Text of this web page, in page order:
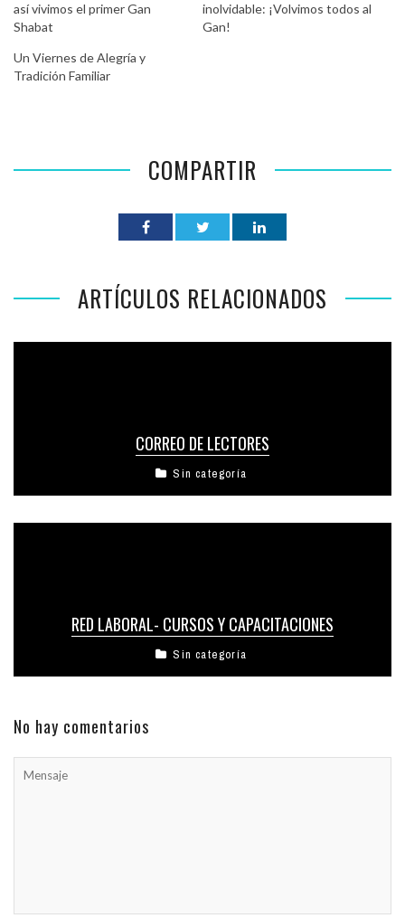
así vivimos el primer Gan
Shabat
inolvidable: ¡Volvimos todos al
Gan!
Un Viernes de Alegría y
Tradición Familiar
COMPARTIR
ARTÍCULOS RELACIONADOS
CORREO DE LECTORES
Sin categoría
RED LABORAL- CURSOS Y CAPACITACIONES
Sin categoría
No hay comentarios